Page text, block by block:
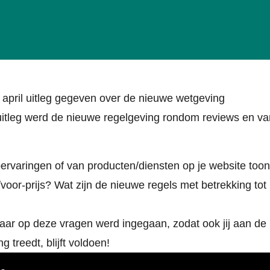
uitleg gegeven over de nieuwe wetgeving
werd de nieuwe regelgeving rondom reviews en
of van producten/diensten op je website
prijs? Wat zijn de nieuwe regels met betrekking tot
op deze vragen werd ingegaan, zodat ook jij aan de
treedt, blijft voldoen!